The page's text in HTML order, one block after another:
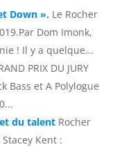
Down ». Le Rocher
Dom Imonk,
! Il y a quelque...
PRIX DU JURY
Bass et A Polylogue
du talent Rocher
Kent :